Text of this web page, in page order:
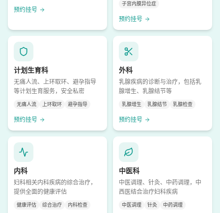
预约挂号
子宫内膜异位症
预约挂号
计划生育科
无痛人流、上环取环、避孕指导
等计划生育服务，安全私密
无痛人流 上环取环 避孕指导
预约挂号
外科
乳腺疾病的诊断与治疗，包括乳
腺增生、乳腺结节等
乳腺增生 乳腺结节 乳腺检查
预约挂号
内科
妇科相关内科疾病的综合治疗，
提供全面的健康评估
健康评估 综合治疗 内科检查
中医科
中医调理、针灸、中药调理，中
西医结合治疗妇科疾病
中医调理 针灸 中药调理